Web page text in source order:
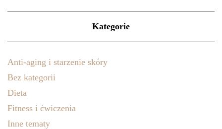
Kategorie
Anti-aging i starzenie skóry
Bez kategorii
Dieta
Fitness i ćwiczenia
Inne tematy